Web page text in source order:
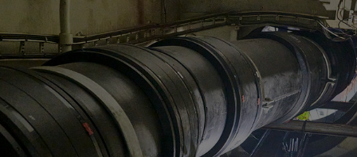
Rørsystem for ballast